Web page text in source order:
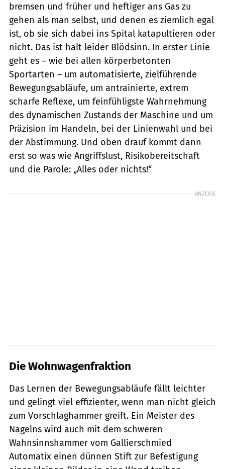
bremsen und früher und heftiger ans Gas zu
gehen als man selbst, und denen es ziemlich egal
ist, ob sie sich dabei ins Spital katapultieren oder
nicht. Das ist halt leider Blödsinn. In erster Linie
geht es – wie bei allen körperbetonten
Sportarten – um automatisierte, zielführende
Bewegungsabläufe, um antrainierte, extrem
scharfe Reflexe, um feinfühligste Wahrnehmung
des dynamischen Zustands der Maschine und um
Präzision im Handeln, bei der Linienwahl und bei
der Abstimmung. Und oben drauf kommt dann
erst so was wie Angriffslust, Risikobereitschaft
und die Parole: „Alles oder nichts!“
ANZEIGE
Die Wohnwagenfraktion
Das Lernen der Bewegungsabläufe fällt leichter
und gelingt viel effizienter, wenn man nicht gleich
zum Vorschlaghammer greift. Ein Meister des
Nagelns wird auch mit dem schweren
Wahnsinnshammer vom Gallierschmied
Automatix einen dünnen Stift zur Befestigung